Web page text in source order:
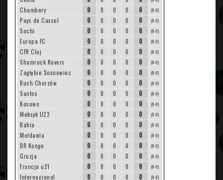
Chambery 0 0 0 0 0 (0-0)
Pays de Cassel 0 0 0 0 0 (0-0)
Sochi 0 0 0 0 0 (0-0)
Europa FC 0 0 0 0 0 (0-0)
CFR Cluj 0 0 0 0 0 (0-0)
Shamrock Rovers 0 0 0 0 0 (0-0)
Zagłębie Sosnowiec 0 0 0 0 0 (0-0)
Ruch Chorzów 0 0 0 0 0 (0-0)
Santos 0 0 0 0 0 (0-0)
Kosowo 0 0 0 0 0 (0-0)
Meksyk U22 0 0 0 0 0 (0-0)
Bahia 0 0 0 0 0 (0-0)
Mołdawia 0 0 0 0 0 (0-0)
DR Kongo 0 0 0 0 0 (0-0)
Gruzja 0 0 0 0 0 (0-0)
Francja u21 0 0 0 0 0 (0-0)
Internacional 0 0 0 0 0 (0-0)